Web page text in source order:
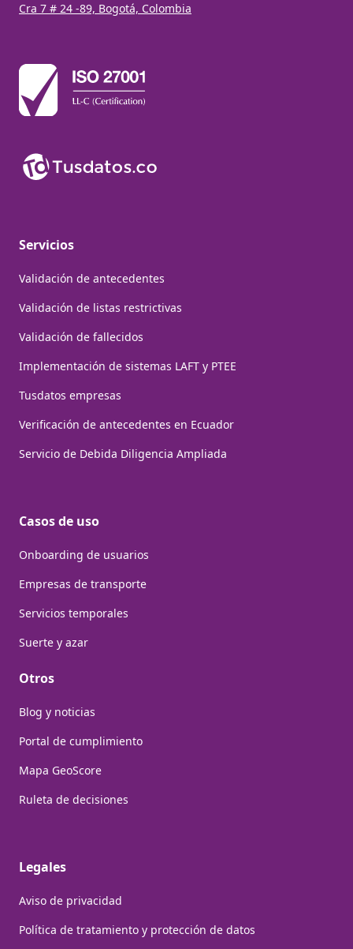
Cra 7 # 24 -89, Bogotá, Colombia
Servicios
Validación de antecedentes
Validación de listas restrictivas
Validación de fallecidos
Implementación de sistemas LAFT y PTEE
Tusdatos empresas
Verificación de antecedentes en Ecuador
Servicio de Debida Diligencia Ampliada
Casos de uso
Onboarding de usuarios
Empresas de transporte
Servicios temporales
Suerte y azar
Otros
Blog y noticias
Portal de cumplimiento
Mapa GeoScore
Ruleta de decisiones
Legales
Aviso de privacidad
Política de tratamiento y protección de datos